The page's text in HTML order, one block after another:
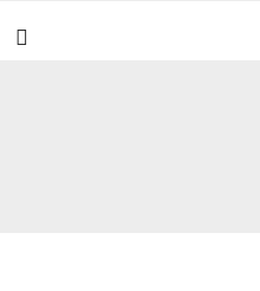
Travailleur-